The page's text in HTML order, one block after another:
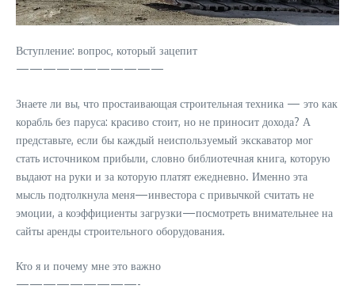
Вступление: вопрос, который зацепит
———————————
Знаете ли вы, что простаивающая строительная техника — это как
корабль без паруса: красиво стоит, но не приносит дохода? А
представьте, если бы каждый неиспользуемый экскаватор мог
стать источником прибыли, словно библиотечная книга, которую
выдают на руки и за которую платят ежедневно. Именно эта
мысль подтолкнула меня—инвестора с привычкой считать не
эмоции, а коэффициенты загрузки—посмотреть внимательнее на
сайты аренды строительного оборудования.
Кто я и почему мне это важно
—————————-